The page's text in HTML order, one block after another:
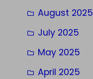
August 2025
July 2025
May 2025
April 2025